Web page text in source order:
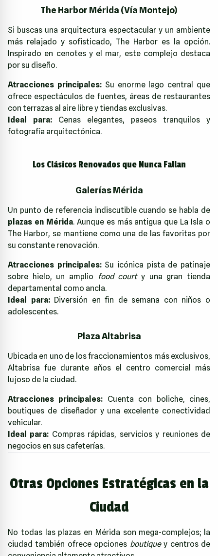
The Harbor Mérida (Vía Montejo)
Si buscas una arquitectura espectacular y un ambiente
más relajado y sofisticado, The Harbor es la opción.
Inspirado en cenotes y el mar, este complejo destaca
por su diseño.
Atracciones principales:Su enorme lago central que
ofrece espectáculos de fuentes, áreas de restaurantes
con terrazas al aire libre y tiendas exclusivas.
Ideal para: Cenas elegantes, paseos tranquilos y
fotografía arquitectónica.
Los Clásicos Renovados que Nunca Fallan
Galerías Mérida
Un punto de referencia indiscutible cuando se habla de
plazas en Mérida. Aunque es más antigua que La Isla o
The Harbor, se mantiene como una de las favoritas por
su constante renovación.
Atracciones principales:Su icónica pista de patinaje
sobre hielo, un amplio
food courty una gran tienda
departamental como ancla.
Ideal para:Diversión en fin de semana con niños o
adolescentes.
Plaza Altabrisa
Ubicada en uno de los fraccionamientos más exclusivos,
Altabrisa fue durante años el centro comercial más
lujoso de la ciudad.
Atracciones principales: Cuenta con boliche, cines,
boutiques de diseñador y una excelente conectividad
vehicular.
Ideal para: Compras rápidas, servicios y reuniones de
negocios en sus cafeterías.
Otras Opciones Estratégicas en la
Ciudad
No todas las plazas en Mérida son mega-complejos; la
ciudad también ofrece opciones boutiquey centros de